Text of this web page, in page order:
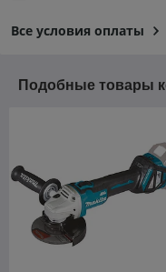
Все условия оплаты
Подобные товары